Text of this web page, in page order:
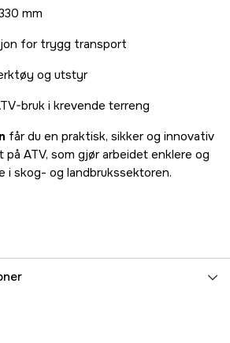
mm
for trygg transport
og utstyr
bruk i krevende terreng
får du en praktisk, sikker og innovativ
ATV, som gjør arbeidet enklere og
skog- og landbrukssektoren.